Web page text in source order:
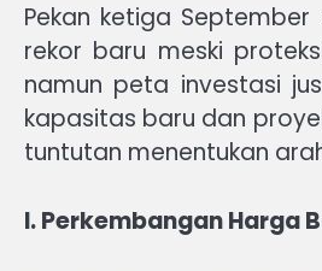
Pekan ketiga
rekor baru meski
namun peta investasi
kapasitas baru dan
tuntutan menentukan
I. Perkembangan Harga